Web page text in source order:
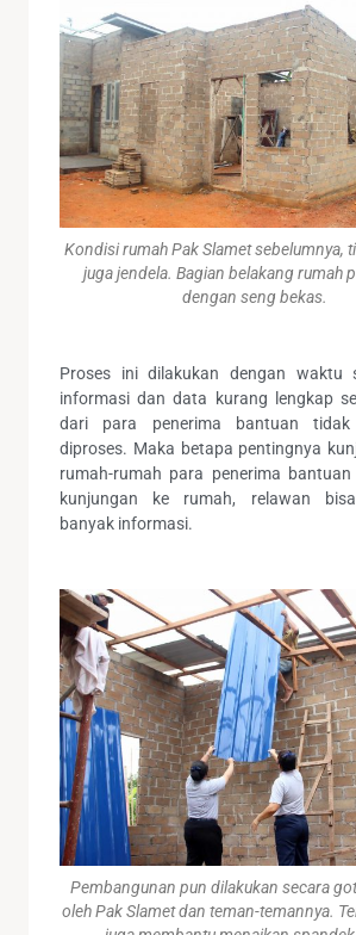
Kondisi rumah Pak Slamet sebelumnya,
juga jendela. Bagian belakang rumah
dengan seng bekas.
Proses ini dilakukan dengan waktu
informasi dan data kurang lengkap
dari para penerima bantuan
diproses. Maka betapa pentingnya
rumah-rumah para penerima
kunjungan ke rumah, relawan
banyak informasi.
Pembangunan pun dilakukan secara
oleh Pak Slamet dan teman-temannya.